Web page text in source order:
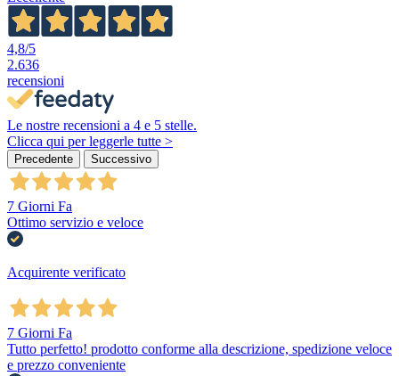
4,8/5
2.636
recensioni
Le nostre recensioni a 4 e 5 stelle.
Clicca qui per leggerle tutte >
Precedente Successivo
7 Giorni Fa
Ottimo servizio e veloce
Acquirente verificato
7 Giorni Fa
Tutto perfetto! prodotto conforme alla descrizione, spedizione veloce
e prezzo conveniente